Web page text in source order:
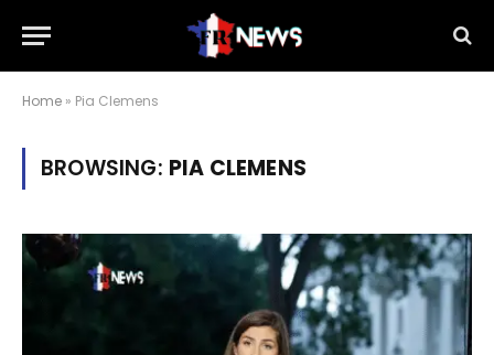
Home » Pia Clemens
BROWSING: PIA CLEMENS